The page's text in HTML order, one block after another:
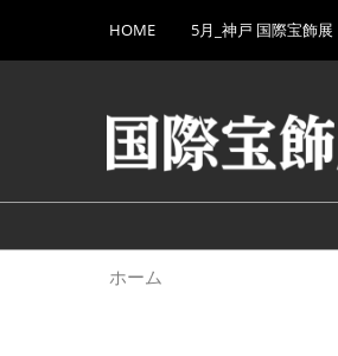
キ
し
て
to
HOME 5月_神戸 国際宝飾展
ホーム